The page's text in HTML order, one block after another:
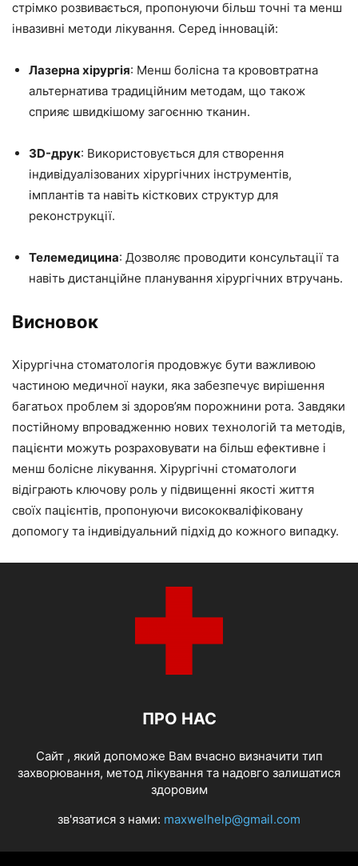
стрімко розвивається, пропонуючи більш точні та менш
інвазивні методи лікування. Серед інновацій:
Лазерна хірургія: Менш болісна та крововтратна
альтернатива традиційним методам, що також
сприяє швидкішому загоєнню тканин.
3D-друк: Використовується для створення
індивідуалізованих хірургічних інструментів,
імплантів та навіть кісткових структур для
реконструкції.
Телемедицина: Дозволяє проводити консультації та
навіть дистанційне планування хірургічних втручань.
Висновок
Хірургічна стоматологія продовжує бути важливою
частиною медичної науки, яка забезпечує вирішення
багатьох проблем зі здоров’ям порожнини рота. Завдяки
постійному впровадженню нових технологій та методів,
пацієнти можуть розраховувати на більш ефективне і
менш болісне лікування. Хірургічні стоматологи
відіграють ключову роль у підвищенні якості життя
своїх пацієнтів, пропонуючи висококваліфіковану
допомогу та індивідуальний підхід до кожного випадку.
ПРО НАС
Cайт , який допоможе Вам вчасно визначити тип
захворювання, метод лікування та надовго залишатися
здоровим
зв'язатися з нами: maxwelhelp@gmail.com